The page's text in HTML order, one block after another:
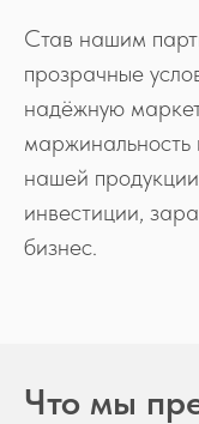
Став нашим
прозрачные
надёжную
маржинальность
нашей
инвестиции,
бизнес.
Что мы